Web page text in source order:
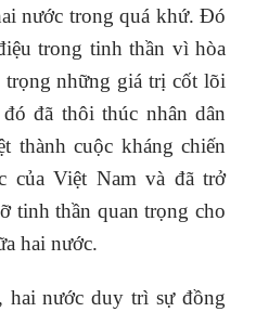
nước trong quá khứ. Đó
trong tinh thần vì hòa
những giá trị cốt lõi
đã thôi thúc nhân dân
thành cuộc kháng chiến
của Việt Nam và đã trở
tinh thần quan trọng cho
hai nước.
hai nước duy trì sự đồng